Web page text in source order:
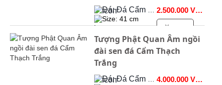
Đá: Đá Cẩm Thạch
Size: 41 cm
2.500.000 VNĐ
Xem >>
Tượng Phật Quan Âm ngồi
đài sen đá Cẩm Thạch
Trắng
Đá: Đá Cẩm Thạch 4.000.000 VNĐ